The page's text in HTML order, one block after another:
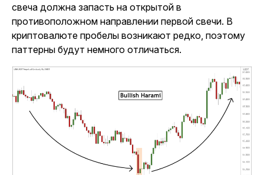
свеча должна запасть на открытой в
противоположном направлении первой свечи. В
криптовалюте пробелы возникают редко, поэтому
паттерны будут немного отличаться.